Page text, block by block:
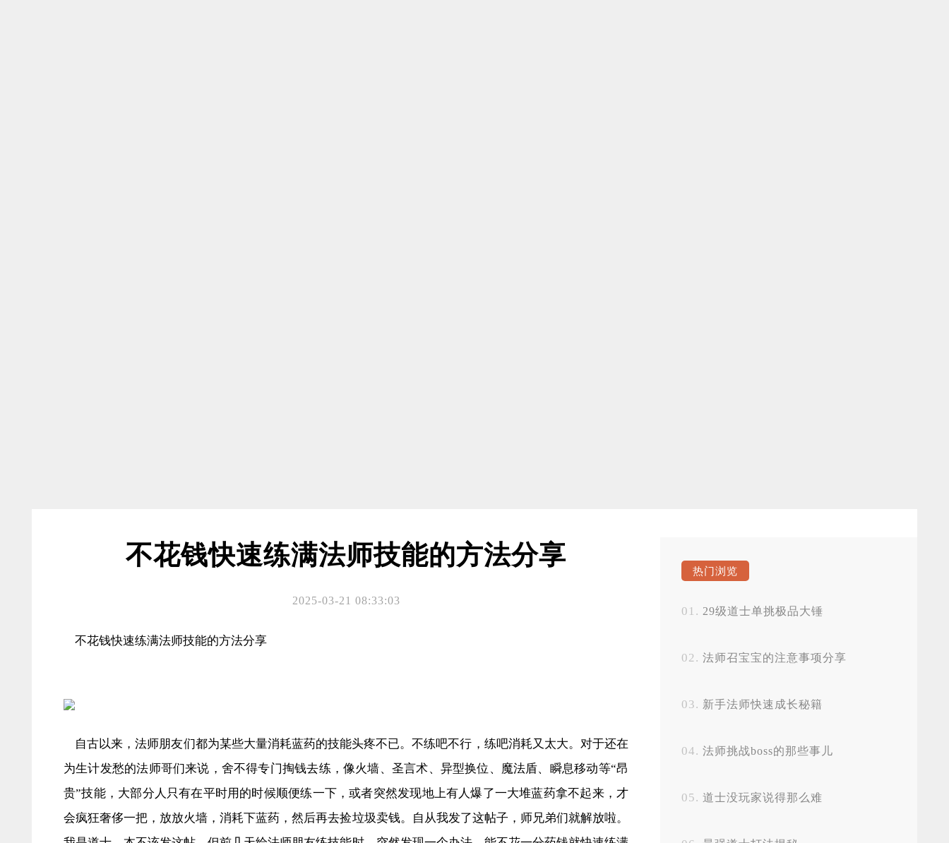
不花钱快速练满法师技能的方法分享
2025-03-21 08:33:03
不花钱快速练满法师技能的方法分享
自古以来，法师朋友们都为某些大量消耗蓝药的技能头疼不已。不练吧不行，练吧消耗又太大。对于还在
为生计发愁的法师哥们来说，舍不得专门掏钱去练，像火墙、圣言术、异型换位、魔法盾、瞬息移动等“昂
贵”技能，大部分人只有在平时用的时候顺便练一下，或者突然发现地上有人爆了一大堆蓝药拿不起来，才
会疯狂奢侈一把，放放火墙，消耗下蓝药，然后再去捡垃圾卖钱。自从我发了这帖子，师兄弟们就解放啦。
热门浏览
29级道士单挑极品大锤
法师召宝宝的注意事项分享
新手法师快速成长秘籍
法师挑战boss的那些事儿
道士没玩家说得那么难